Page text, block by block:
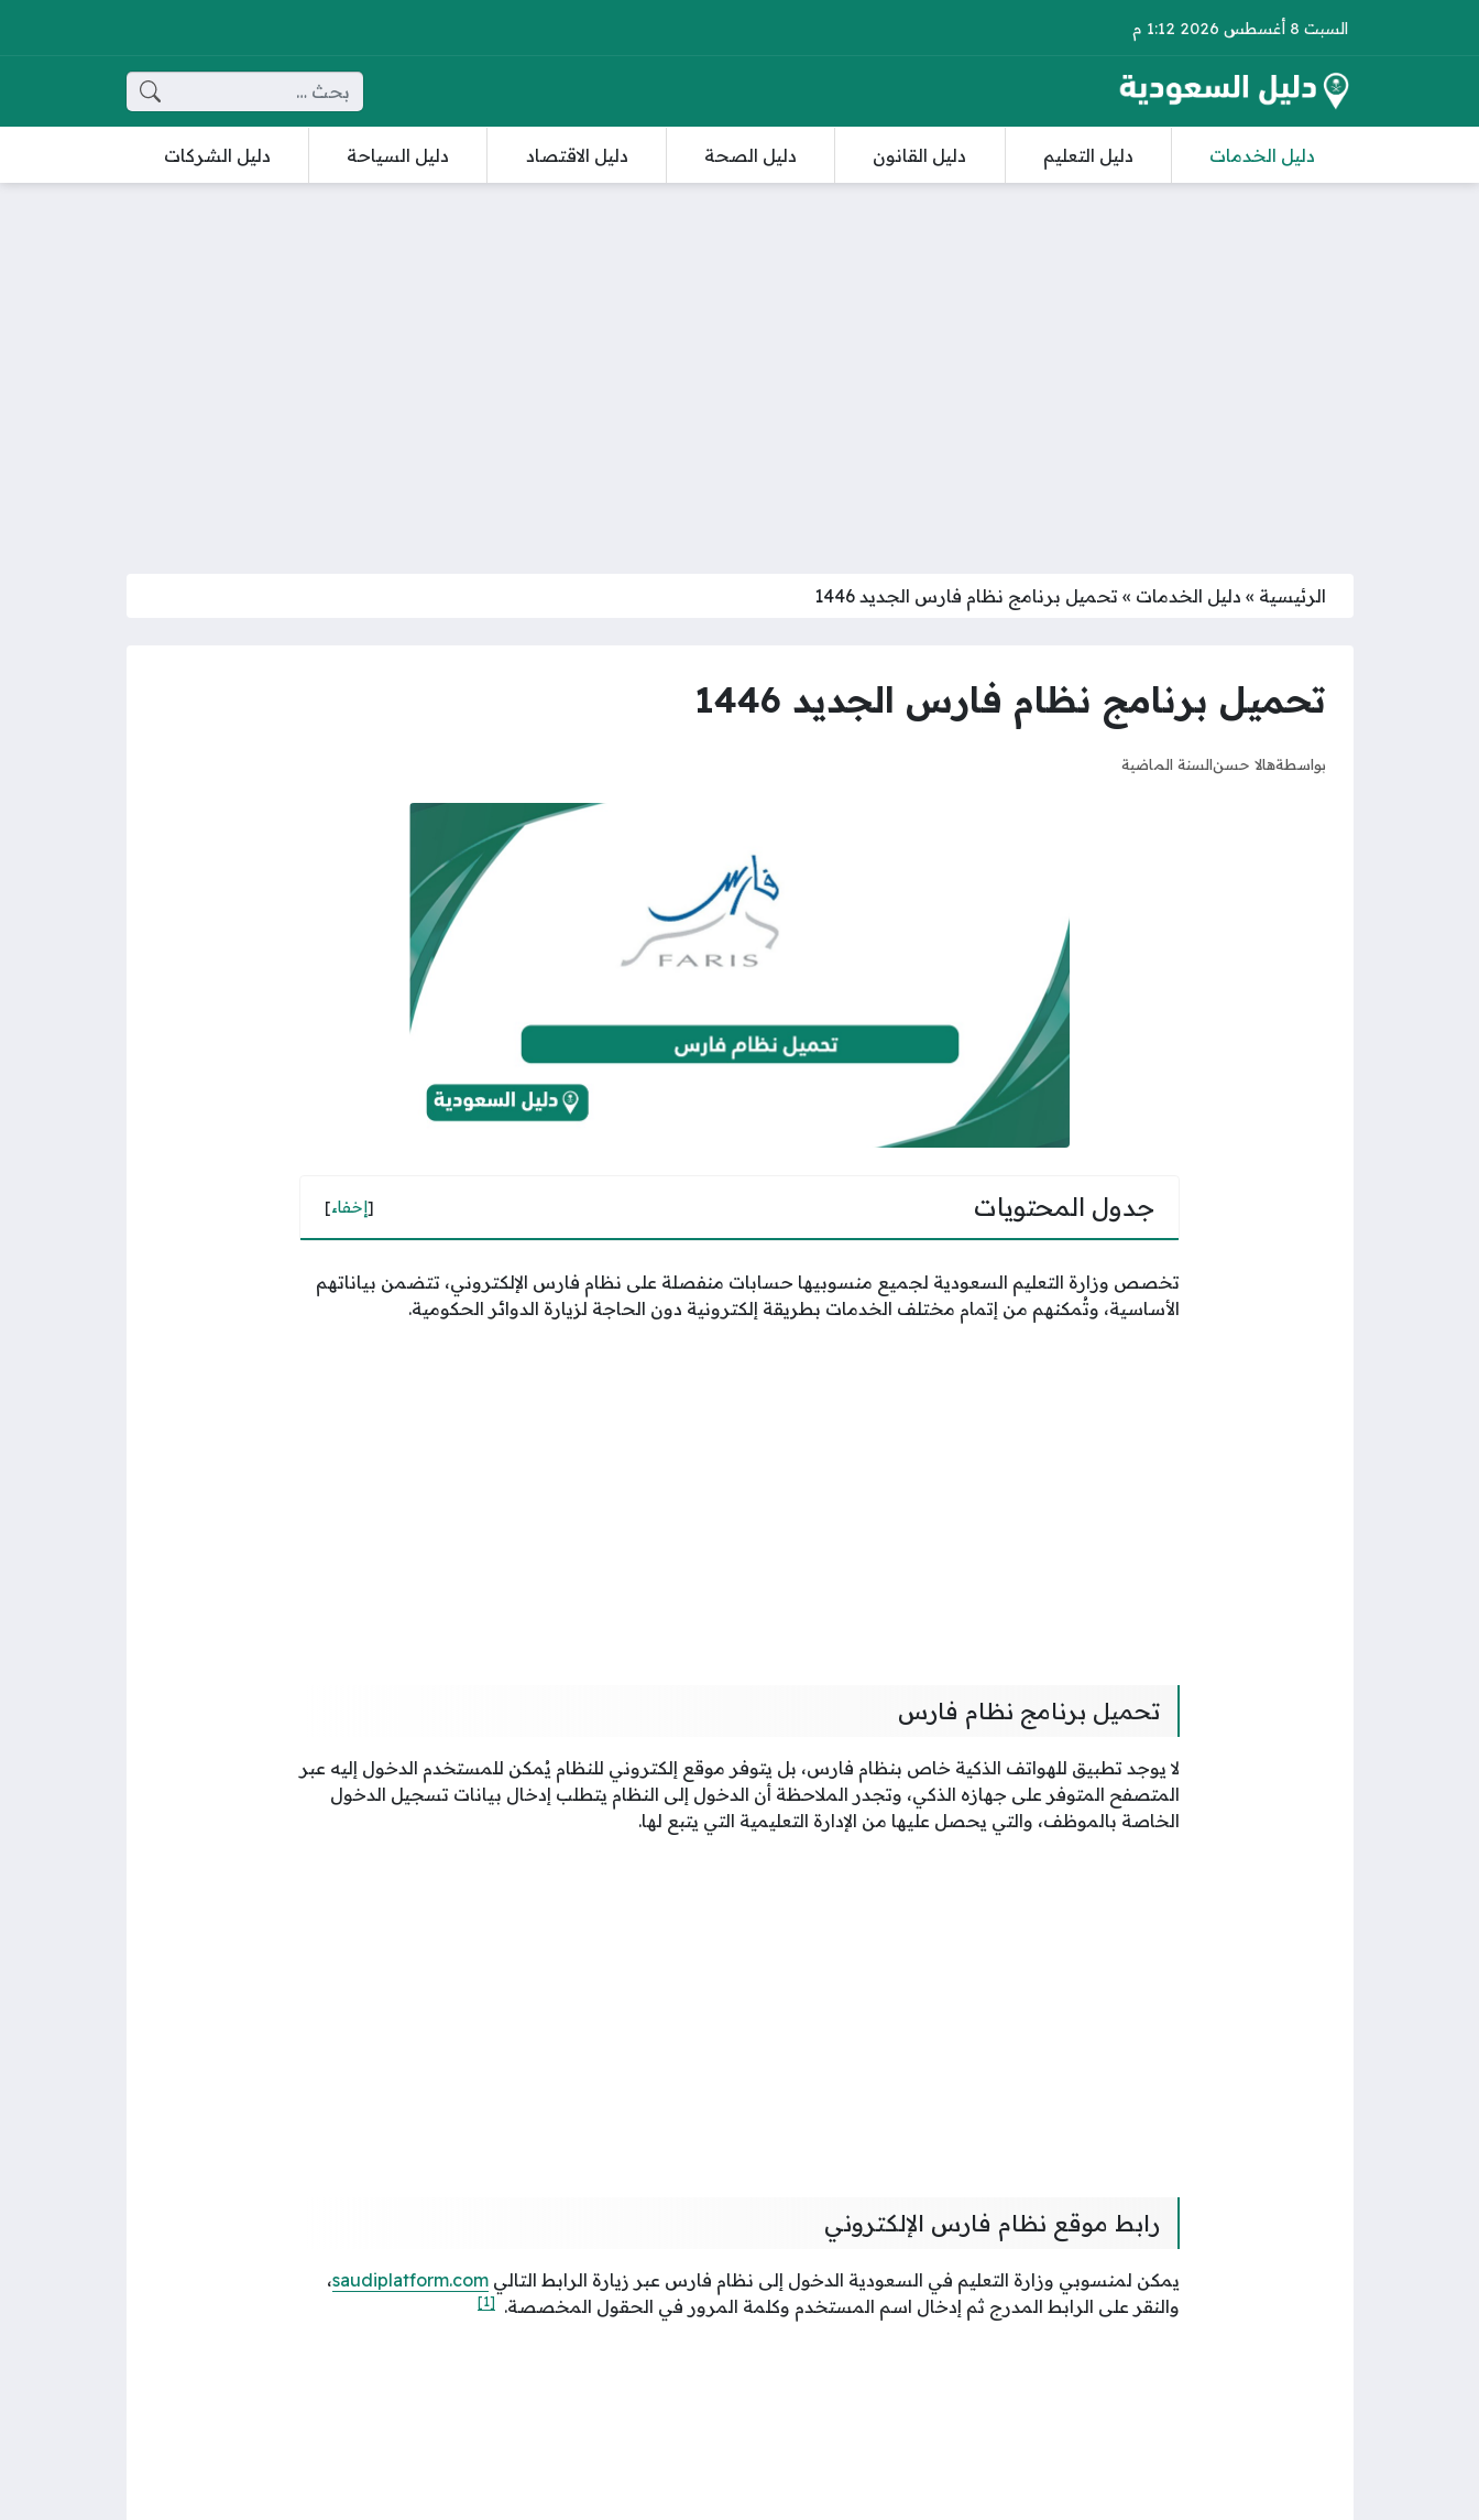
السبت 8 أغسطس 2026 1:12 م
البحث عن:
دليل الخدمات دليل التعليم دليل القانون دليل الصحة دليل الاقتصاد دليل السياحة دليل الشركات
الرئيسية » دليل الخدمات » تحميل برنامج نظام فارس الجديد 1446
تحميل برنامج نظام فارس الجديد 1446
بواسطةهالا حسنالسنة الماضية
جدول المحتويات [إخفاء]
تخصص وزارة التعليم السعودية لجميع منسوبيها حسابات منفصلة على نظام فارس الإلكتروني، تتضمن بياناتهم
الأساسية، وتُمكنهم من إتمام مختلف الخدمات بطريقة إلكترونية دون الحاجة لزيارة الدوائر الحكومية.
تحميل برنامج نظام فارس
لا يوجد تطبيق للهواتف الذكية خاص بنظام فارس، بل يتوفر موقع إلكتروني للنظام يُمكن للمستخدم الدخول إليه عبر
المتصفح المتوفر على جهازه الذكي، وتجدر الملاحظة أن الدخول إلى النظام يتطلب إدخال بيانات تسجيل الدخول
الخاصة بالموظف، والتي يحصل عليها من الإدارة التعليمية التي يتبع لها.
رابط موقع نظام فارس الإلكتروني
يمكن لمنسوبي وزارة التعليم في السعودية الدخول إلى نظام فارس عبر زيارة الرابط التالي saudiplatform.com،
والنقر على الرابط المدرج ثم إدخال اسم المستخدم وكلمة المرور في الحقول المخصصة.
[1]